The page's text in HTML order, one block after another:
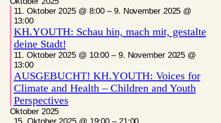
11. Oktober 2025 @ 8:00 – 9. November 2025 @
13:00
KH.YOUTH: Schau hin, mach mit, gestalte
deine Stadt!
11. Oktober 2025 @ 10:00 – 9. November 2025 @
13:00
AUSGEBUCHT! KH.YOUTH: Voices for
Climate and Health – Children and Youth
Perspectives
Oktober 2025